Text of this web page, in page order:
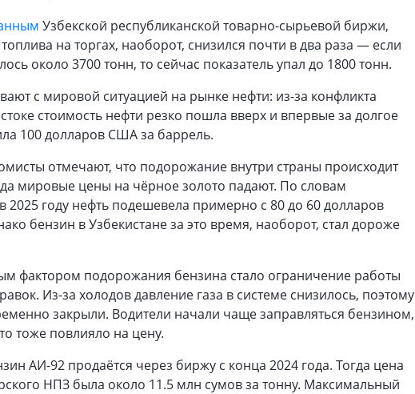
Узбекской республиканской товарно-сырьевой биржи,
на торгах, наоборот, снизился почти в два раза — если
около 3700 тонн, то сейчас показатель упал до 1800 тонн.
с мировой ситуацией на рынке нефти: из-за конфликта
стоимость нефти резко пошла вверх и впервые за долгое
100 долларов США за баррель.
отмечают, что подорожание внутри страны происходит
мировые цены на чёрное золото падают. По словам
2025 году нефть подешевела примерно с 80 до 60 долларов
бензин в Узбекистане за это время, наоборот, стал дороже
фактором подорожания бензина стало ограничение работы
Из-за холодов давление газа в системе снизилось, поэтому
закрыли. Водители начали чаще заправляться бензином,
тоже повлияло на цену.
АИ-92 продаётся через биржу с конца 2024 года. Тогда цена
НПЗ была около 11.5 млн сумов за тонну. Максимальный